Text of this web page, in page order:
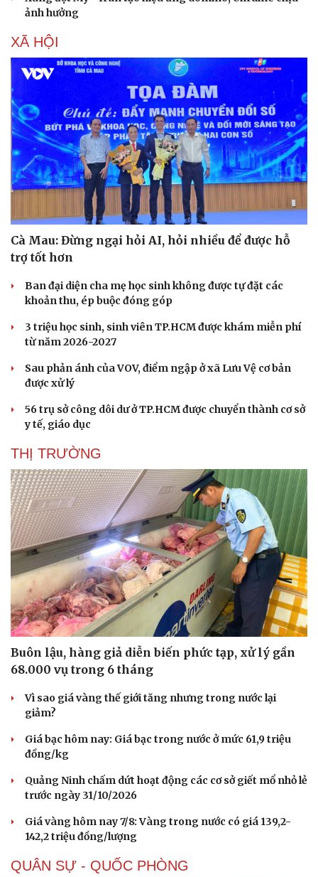
Tin nóng
Thể thao
Bóng đá
Lịch thi đấu bóng đá
Thế giới thể thao
eSports
Ô tô - Xe máy
Tư vấn
ảnh hưởng
XÃ HỘI
Cà Mau: Đừng ngại hỏi AI, hỏi nhiều để được hỗ
trợ tốt hơn
Ban đại diện cha mẹ học sinh không được tự đặt các
khoản thu, ép buộc đóng góp
3 triệu học sinh, sinh viên TP.HCM được khám miễn phí
từ năm 2026-2027
Sau phản ánh của VOV, điểm ngập ở xã Lưu Vệ cơ bản
được xử lý
56 trụ sở công dôi dư ở TP.HCM được chuyển thành cơ sở
y tế, giáo dục
THỊ TRƯỜNG
Buôn lậu, hàng giả diễn biến phức tạp, xử lý gần
68.000 vụ trong 6 tháng
Vì sao giá vàng thế giới tăng nhưng trong nước lại
giảm?
Giá bạc hôm nay: Giá bạc trong nước ở mức 61,9 triệu
đồng/kg
Quảng Ninh chấm dứt hoạt động các cơ sở giết mổ nhỏ lẻ
trước ngày 31/10/2026
Giá vàng hôm nay 7/8: Vàng trong nước có giá 139,2-
142,2 triệu đồng/lượng
QUÂN SỰ - QUỐC PHÒNG